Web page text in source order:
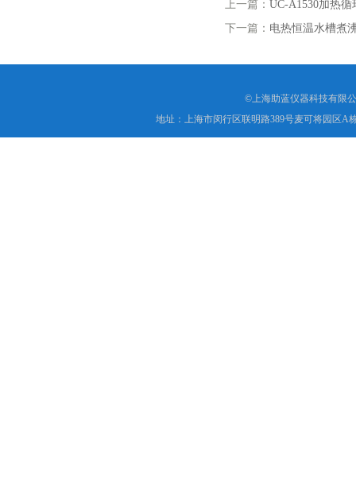
上一篇： UC-A1530加热
下一篇： 电热恒温水槽煮
©上海助蓝仪器科技有限
地址：上海市闵行区联明路389号麦可将园区A